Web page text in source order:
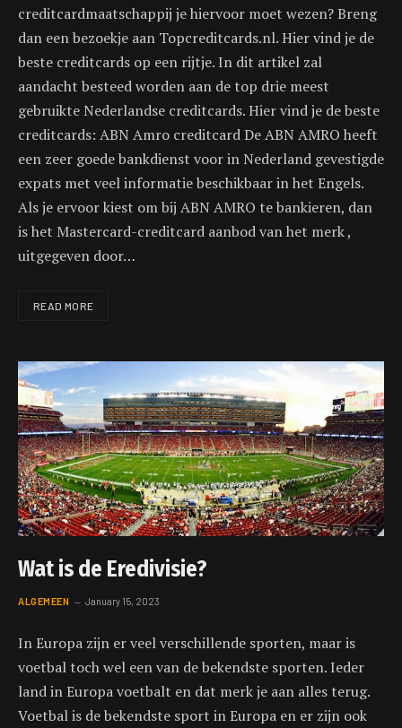
creditcardmaatschappij je hiervoor moet wezen? Breng
dan een bezoekje aan Topcreditcards.nl. Hier vind je de
beste creditcards op een rijtje. In dit artikel zal
aandacht besteed worden aan de top drie meest
gebruikte Nederlandse creditcards. Hier vind je de beste
creditcards: ABN Amro creditcard De ABN AMRO heeft
een zeer goede bankdienst voor in Nederland gevestigde
expats met veel informatie beschikbaar in het Engels.
Als je ervoor kiest om bij ABN AMRO te bankieren, dan
is het Mastercard-creditcard aanbod van het merk ,
uitgegeven door…
READ MORE
Wat is de Eredivisie?
ALGEMEEN January 15, 2023
In Europa zijn er veel verschillende sporten, maar is
voetbal toch wel een van de bekendste sporten. Ieder
land in Europa voetbalt en dat merk je aan alles terug.
Voetbal is de bekendste sport in Europa en er zijn ook